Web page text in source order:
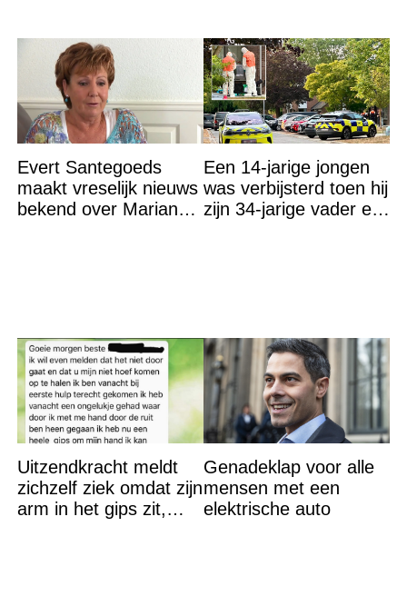
Evert Santegoeds
maakt vreselijk nieuws
bekend over Marianne
Een 14-jarige jongen
was verbijsterd toen hij
zijn 34-jarige vader en
Uitzendkracht meldt
zichzelf ziek omdat zijn
arm in het gips zit,
Genadeklap voor alle
mensen met een
elektrische auto